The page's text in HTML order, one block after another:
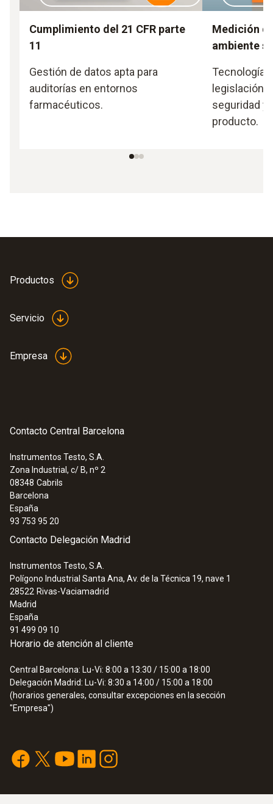
Cumplimiento del 21 CFR parte
11
Gestión de datos apta para
auditorías en entornos
farmacéuticos.
Medición
ambiente
Tecnología
legislación
seguridad y
producto.
Productos
Servicio
Empresa
Contacto Central Barcelona
Instrumentos Testo, S.A.
Zona Industrial, c/ B, nº 2
08348 Cabrils
Barcelona
España
93 753 95 20
Contacto Delegación Madrid
Instrumentos Testo, S.A.
Polígono Industrial Santa Ana, Av. de la Técnica 19, nave 1
28522 Rivas-Vaciamadrid
Madrid
España
91 499 09 10
Horario de atención al cliente
Central Barcelona: Lu-Vi: 8:00 a 13:30 / 15:00 a 18:00
Delegación Madrid: Lu-Vi: 8:30 a 14:00 / 15:00 a 18:00
(horarios generales, consultar excepciones en la sección
"Empresa")